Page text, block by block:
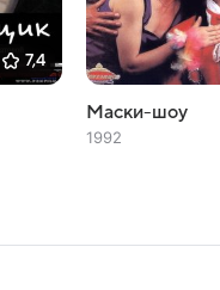
7,4
Маски-шоу
1992